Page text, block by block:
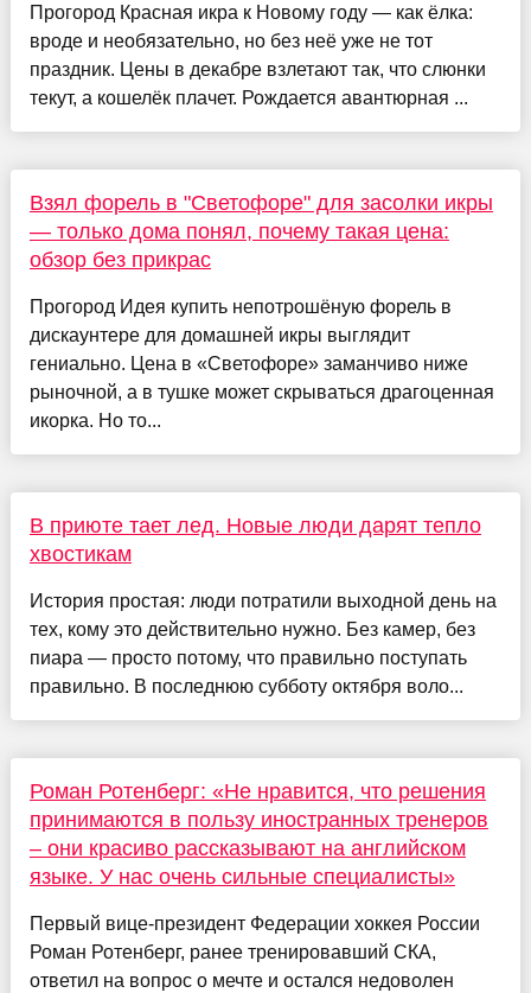
Прогород Красная икра к Новому году — как ёлка:
вроде и необязательно, но без неё уже не тот
праздник. Цены в декабре взлетают так, что слюнки
текут, а кошелёк плачет. Рождается авантюрная ...
Взял форель в "Светофоре" для засолки икры
— только дома понял, почему такая цена:
обзор без прикрас
Прогород Идея купить непотрошёную форель в
дискаунтере для домашней икры выглядит
гениально. Цена в «Светофоре» заманчиво ниже
рыночной, а в тушке может скрываться драгоценная
икорка. Но то...
В приюте тает лед. Новые люди дарят тепло
хвостикам
История простая: люди потратили выходной день на
тех, кому это действительно нужно. Без камер, без
пиара — просто потому, что правильно поступать
правильно. В последнюю субботу октября воло...
Роман Ротенберг: «Не нравится, что решения
принимаются в пользу иностранных тренеров
– они красиво рассказывают на английском
языке. У нас очень сильные специалисты»
Первый вице-президент Федерации хоккея России
Роман Ротенберг, ранее тренировавший СКА,
ответил на вопрос о мечте и остался недоволен